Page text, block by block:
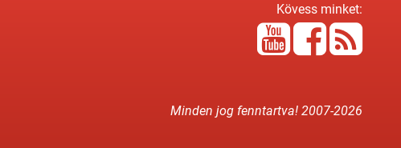
Kövess minket:
Minden jog fenntartva! 2007-2026